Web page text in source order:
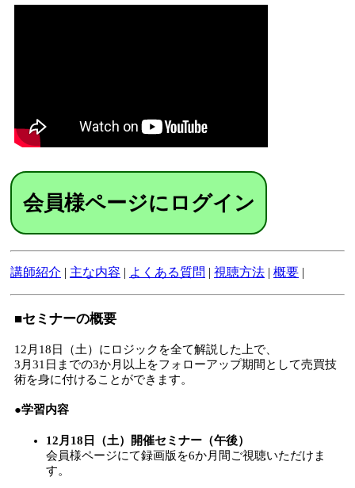
会員様ページにログイン
講師紹介 | 主な内容 | よくある質問 | 視聴方法 | 概要 |
■セミナーの概要
12月18日（土）にロジックを全て解説した上で、
3月31日までの3か月以上をフォローアップ期間として売買技
術を身に付けることができます。
●学習内容
12月18日（土）開催セミナー（午後）
会員様ページにて録画版を6か月間ご視聴いただけま
す。